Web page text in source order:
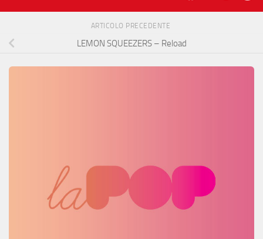
ARTICOLO PRECEDENTE
LEMON SQUEEZERS – Reload